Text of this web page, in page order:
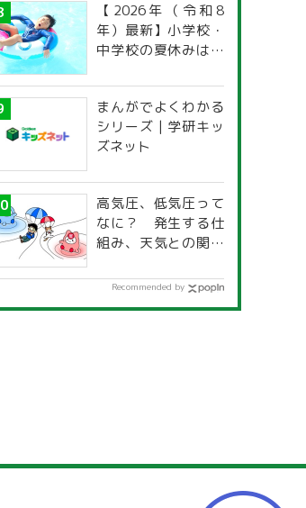
【2026年（令和8
年）最新】小学校・
中学校の夏休みはい
道府県別「夏季休暇
一覧」
まんがでよくわかる
シリーズ | 学研キッ
ズネット
高気圧、低気圧って
なに？ 発生する仕
組み、天気との関係
Recommended by